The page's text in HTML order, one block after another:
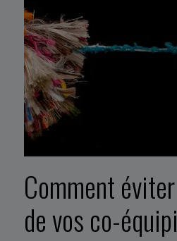
Comment
de vos co-